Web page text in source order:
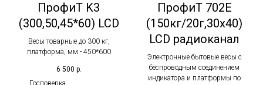
ПрофиТ K3
(300,50,45*60) LCD
Весы товарные до 300 кг,
платформа, мм - 450*600
6 500 р.
Госповерка
ПрофиТ 702Е
(150кг/20г,30x40)
LCD радиоканал
Электронные бытовые весы с
беспроводным соединением
индикатора и платформы по